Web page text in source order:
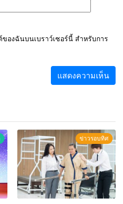
องฉันบนเบราว์เซอร์นี้ สำหรับการ
ข่าวรอบทิศ